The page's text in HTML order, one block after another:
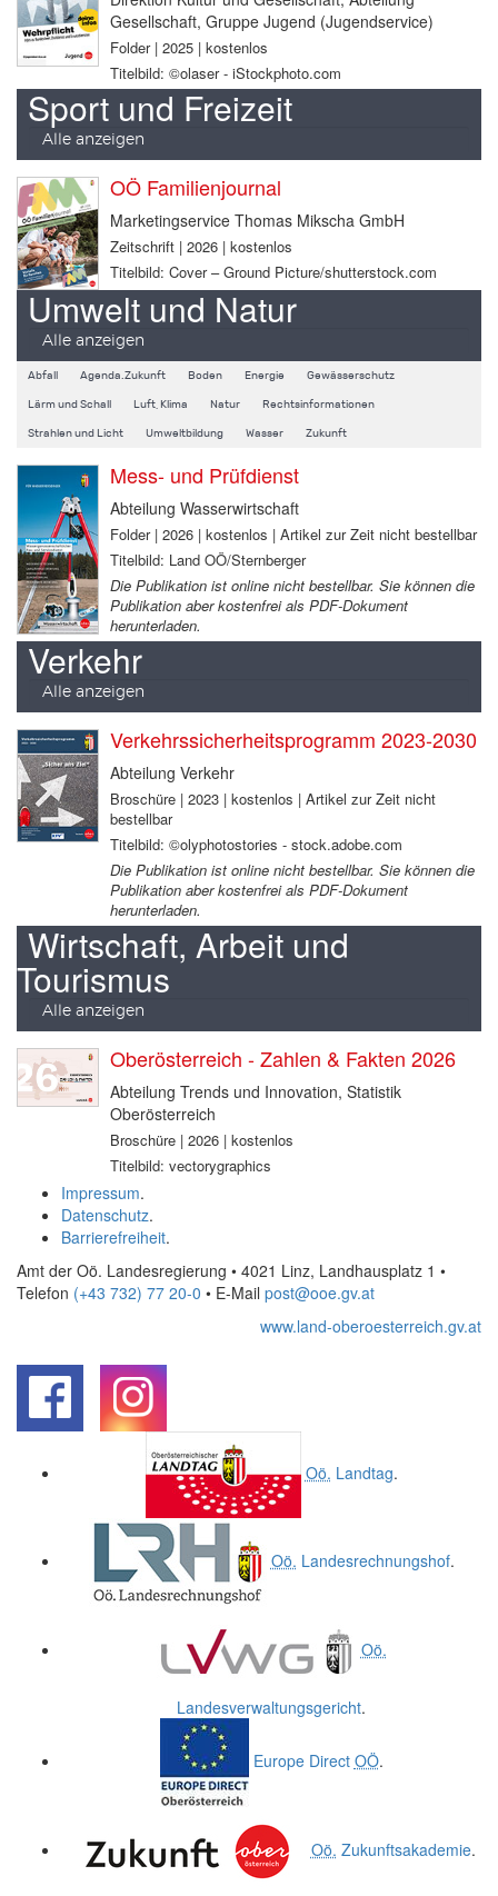
Gesellschaft, Gruppe Jugend (Jugendservice)
Folder | 2025 | kostenlos
Titelbild: ©olaser - iStockphoto.com
Sport und Freizeit
Alle anzeigen
OÖ Familienjournal
Marketingservice Thomas Mikscha GmbH
Zeitschrift | 2026 | kostenlos
Titelbild: Cover – Ground Picture/shutterstock.com
Umwelt und Natur
Alle anzeigen
Abfall Agenda.Zukunft Boden Energie Gewässerschutz
Lärm und Schall Luft, Klima Natur Rechtsinformationen
Strahlen und Licht Umweltbildung Wasser Zukunft
Mess- und Prüfdienst
Abteilung Wasserwirtschaft
Folder | 2026 | kostenlos | Artikel zur Zeit nicht bestellbar
Titelbild: Land OÖ/Sternberger
Die Publikation ist online nicht bestellbar. Sie können die
Publikation aber kostenfrei als PDF-Dokument
herunterladen.
Verkehr
Alle anzeigen
Verkehrssicherheitsprogramm 2023-2030
Abteilung Verkehr
Broschüre | 2023 | kostenlos | Artikel zur Zeit nicht
bestellbar
Titelbild: ©olyphotostories - stock.adobe.com
Die Publikation ist online nicht bestellbar. Sie können die
Publikation aber kostenfrei als PDF-Dokument
herunterladen.
Wirtschaft, Arbeit und
Tourismus
Alle anzeigen
Oberösterreich - Zahlen & Fakten 2026
Abteilung Trends und Innovation, Statistik
Oberösterreich
Broschüre | 2026 | kostenlos
Titelbild: vectorygraphics
Impressum.
Datenschutz.
Barrierefreiheit.
Amt der Oö. Landesregierung • 4021 Linz, Landhausplatz 1 •
Telefon (+43 732) 77 20-0 • E-Mail post@ooe.gv.at
www.land-oberoesterreich.gv.at
Oö. Landtag.
Oö. Landesrechnungshof.
Oö.
Landesverwaltungsgericht.
Europe Direct OÖ.
Oö. Zukunftsakademie.